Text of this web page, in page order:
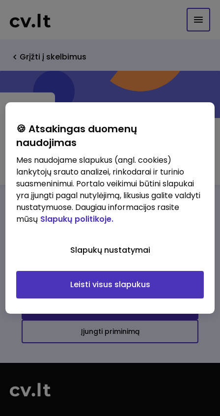
Grįžti į skelbimus
Balex Metal, UAB
Darbo pasiūlymaiApie musPrivalumai
darbo pasiūlymų
Įjungti priminimą
🍪 Atsakingas duomenų
naudojimas
Mes naudojame slapukus (angl. cookies)
lankytojų srauto analizei, rinkodarai ir turinio
suasmeninimui. Portalo veikimui būtini slapukai
yra įjungti pagal nutylėjimą, likusius galite valdyti
nustatymuose. Daugiau informacijos rasite
mūsų Slapukų politikoje.
Slapukų nustatymai
Leisti visus slapukus